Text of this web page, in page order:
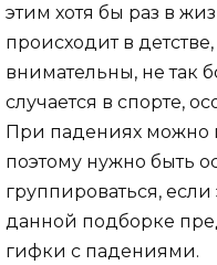
этим хотя бы раз в
происходит в
внимательны, не так
случается в спорте,
При падениях можно
поэтому нужно быть
группироваться, если
данной подборке
гифки с падениями.